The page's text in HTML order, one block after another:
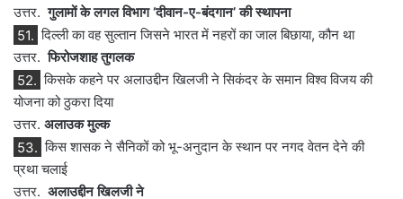
उत्तर. गुलामों के लगल विभाग ‘दीवान-ए-बंदगान’ की स्थापना
51. दिल्ली का वह सुल्तान जिसने भारत में नहरों का जाल बिछाया, कौन था
उत्तर. फिरोजशाह तुगलक
52. किसके कहने पर अलाउद्दीन खिलजी ने सिकंदर के समान विश्व विजय की
योजना को ठुकरा दिया
उत्तर. अलाउक मुल्क
53. किस शासक ने सैनिकों को भू-अनुदान के स्थान पर नगद वेतन देने की
प्रथा चलाई
उत्तर. अलाउद्दीन खिलजी ने